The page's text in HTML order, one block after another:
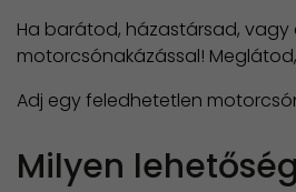
Ha barátod, házastársad,
motorcsónakázással!
Adj egy feledhetetlen
Milyen